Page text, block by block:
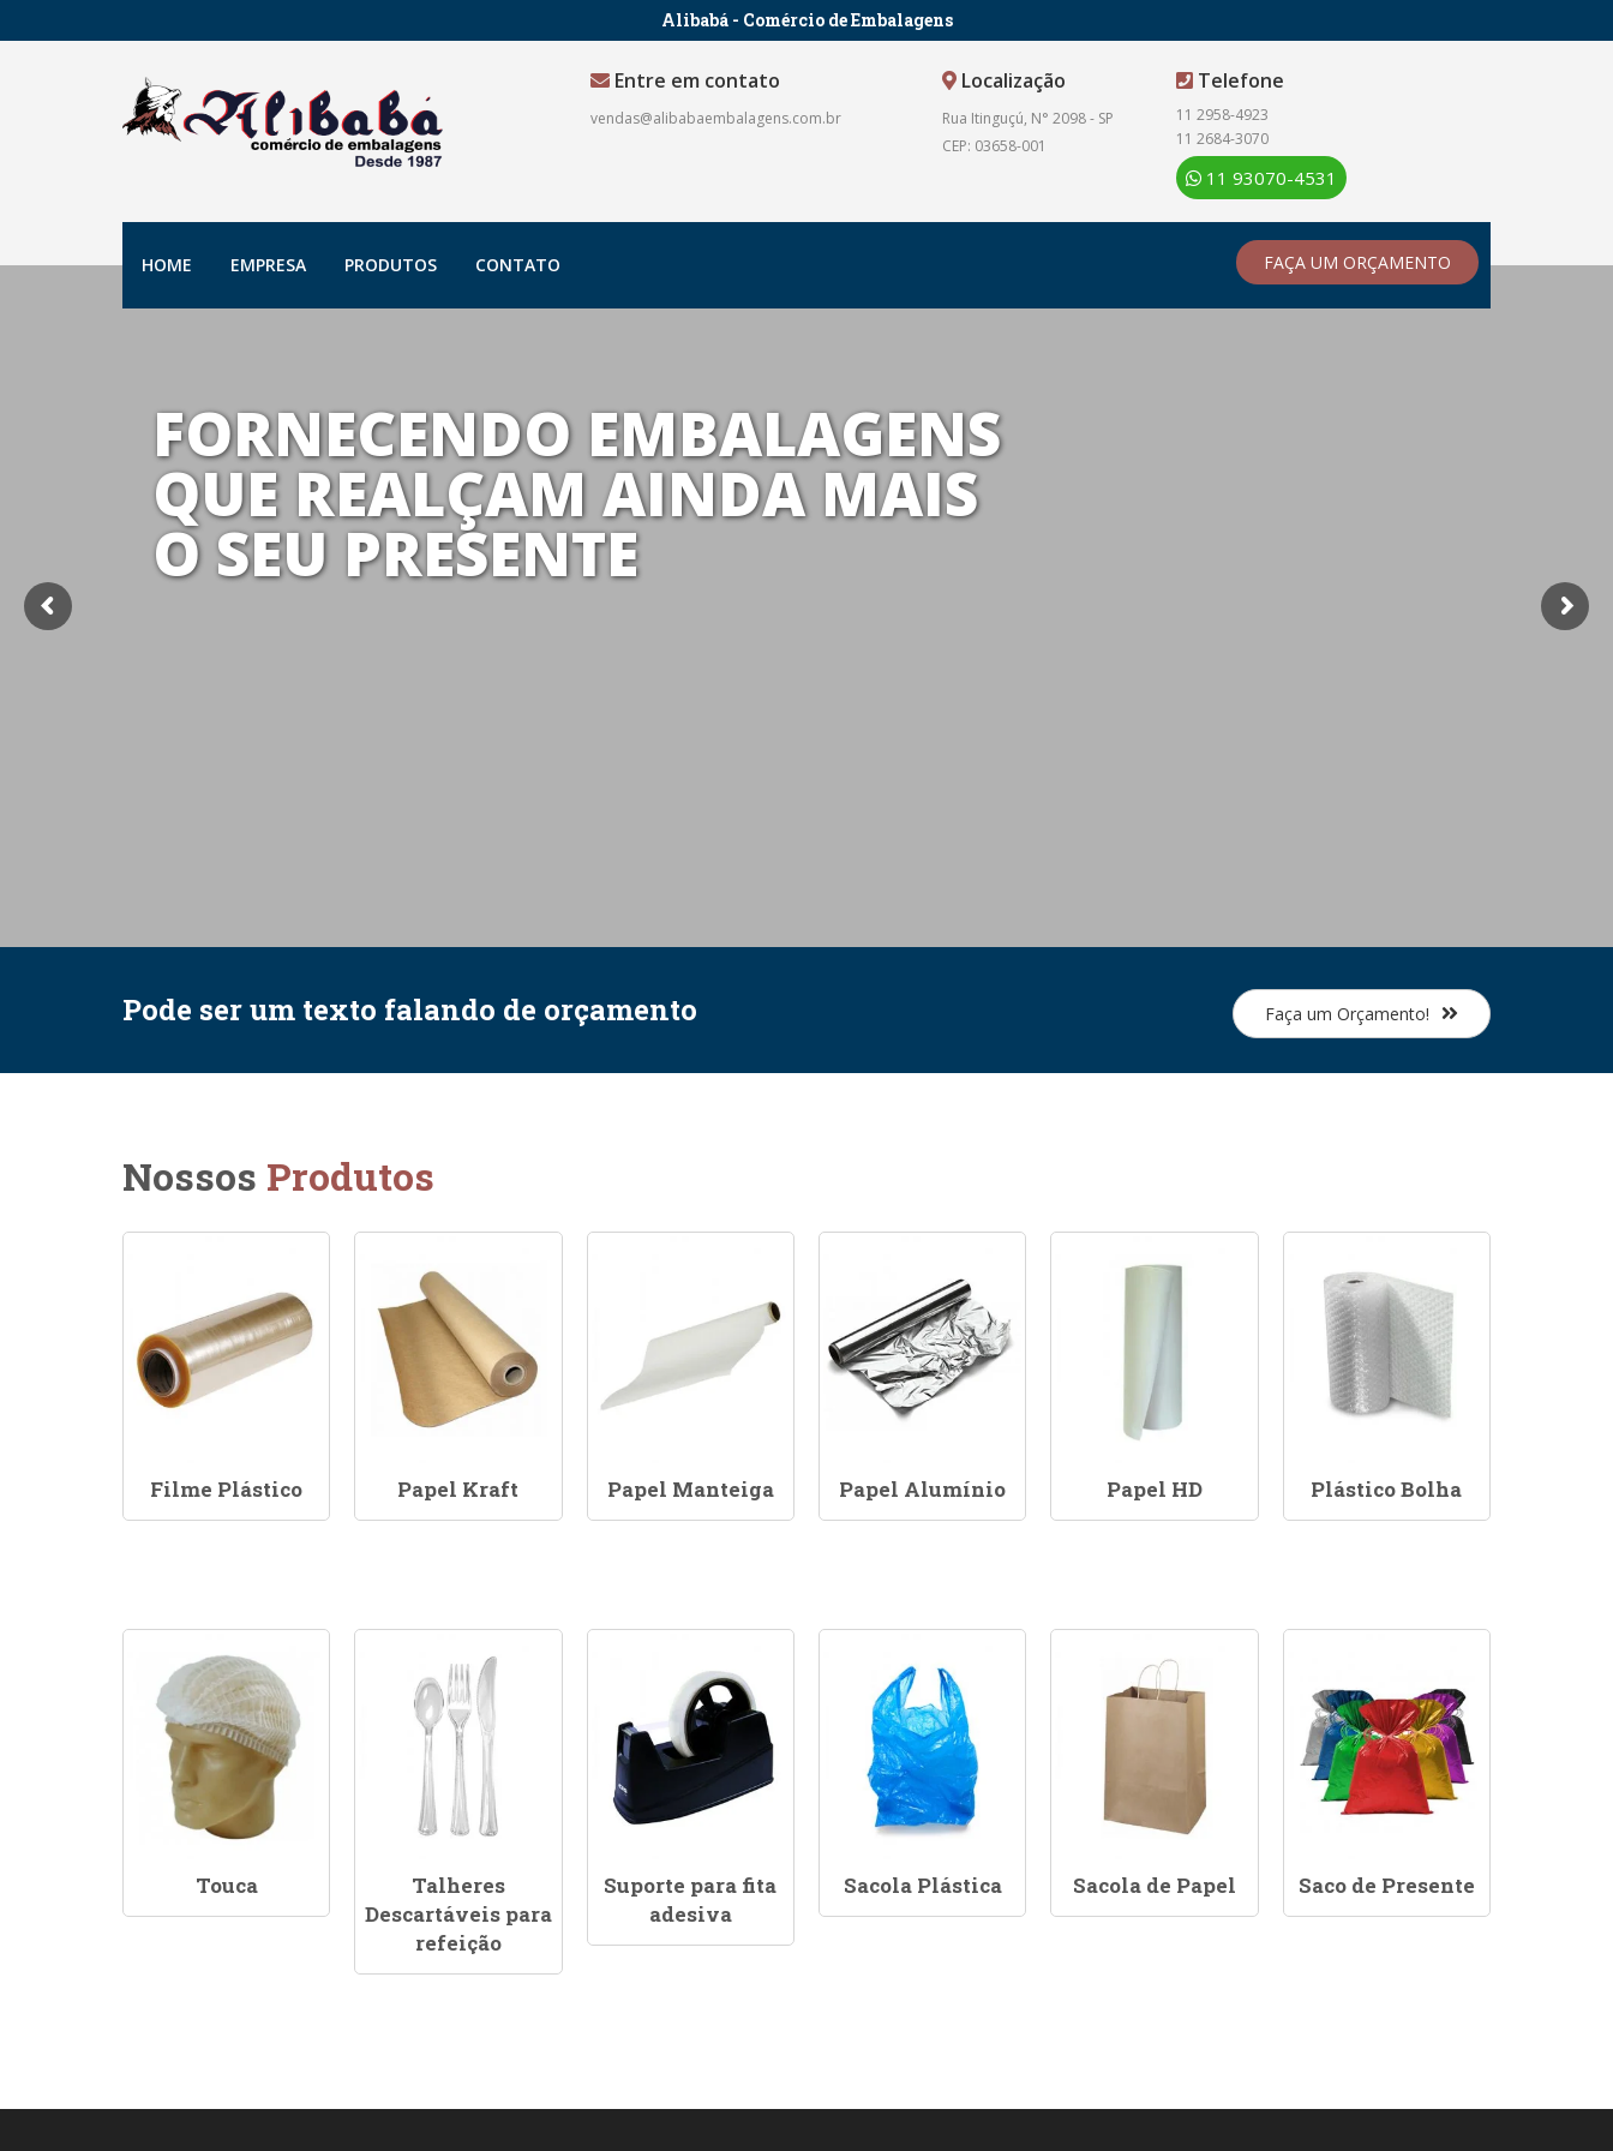
Alibabá - Comércio de Embalagens
Entre em contato
vendas@alibabaembalagens.com.br
Localização
Rua Itinguçú, N° 2098 - SP
CEP: 03658-001
Telefone
11 2958-4923
11 2684-3070
11 93070-4531
HOME EMPRESA PRODUTOS CONTATO FAÇA UM ORÇAMENTO
FORNECENDO EMBALAGENS
QUE REALÇAM AINDA MAIS
O SEU PRESENTE
Pode ser um texto falando de orçamento Faça um Orçamento!
Nossos Produtos
Filme Plástico Papel Kraft Papel Manteiga Papel Alumínio Papel HD Plástico Bolha
Touca
Talheres
Descartáveis para
refeição
Suporte para fita
adesiva
Sacola Plástica Sacola de Papel Saco de Presente